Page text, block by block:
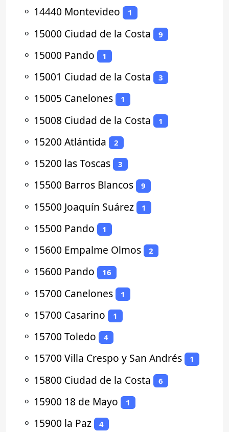
⚬ 14440 Montevideo 1
⚬ 15000 Ciudad de la Costa 9
⚬ 15000 Pando 1
⚬ 15001 Ciudad de la Costa 3
⚬ 15005 Canelones 1
⚬ 15008 Ciudad de la Costa 1
⚬ 15200 Atlántida 2
⚬ 15200 las Toscas 3
⚬ 15500 Barros Blancos 9
⚬ 15500 Joaquín Suárez 1
⚬ 15500 Pando 1
⚬ 15600 Empalme Olmos 2
⚬ 15600 Pando 16
⚬ 15700 Canelones 1
⚬ 15700 Casarino 1
⚬ 15700 Toledo 4
⚬ 15700 Villa Crespo y San Andrés 1
⚬ 15800 Ciudad de la Costa 6
⚬ 15900 18 de Mayo 1
⚬ 15900 la Paz 4